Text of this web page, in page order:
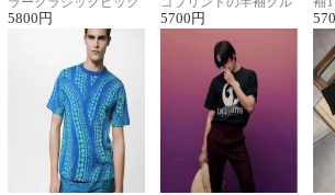
ロゴ刺繍Tシャツ
5800 円
ーネックTシャツ
5700 円
に